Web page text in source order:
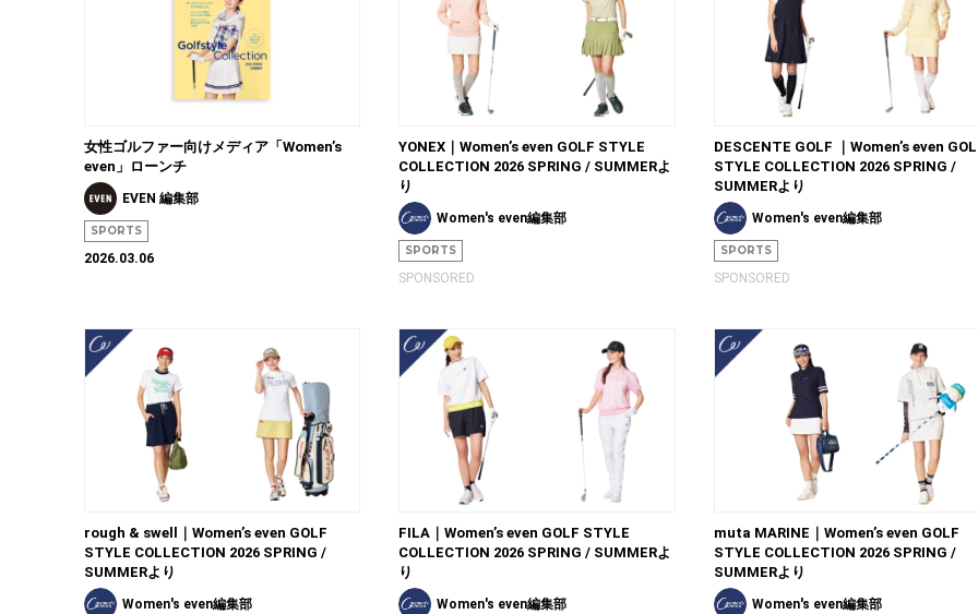
女性ゴルファー向けメディア「Women’s
even」ローンチ
EVEN 編集部
SPORTS
2026.03.06
YONEX｜Women’s even GOLF STYLE
COLLECTION 2026 SPRING / SUMMERよ
り
Women's even編集部
SPORTS
SPONSORED
DESCENTE GOLF ｜Women’s even
STYLE COLLECTION 2026 SPRING /
SUMMERより
Women's even編集部
SPORTS
SPONSORED
rough & swell｜Women’s even GOLF
STYLE COLLECTION 2026 SPRING /
SUMMERより
Women's even編集部
FILA｜Women’s even GOLF STYLE
COLLECTION 2026 SPRING / SUMMERよ
り
Women's even編集部
muta MARINE｜Women’s even GOLF
STYLE COLLECTION 2026 SPRING /
SUMMERより
Women's even編集部